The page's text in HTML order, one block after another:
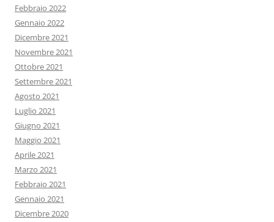
Febbraio 2022
Gennaio 2022
Dicembre 2021
Novembre 2021
Ottobre 2021
Settembre 2021
Agosto 2021
Luglio 2021
Giugno 2021
Maggio 2021
Aprile 2021
Marzo 2021
Febbraio 2021
Gennaio 2021
Dicembre 2020